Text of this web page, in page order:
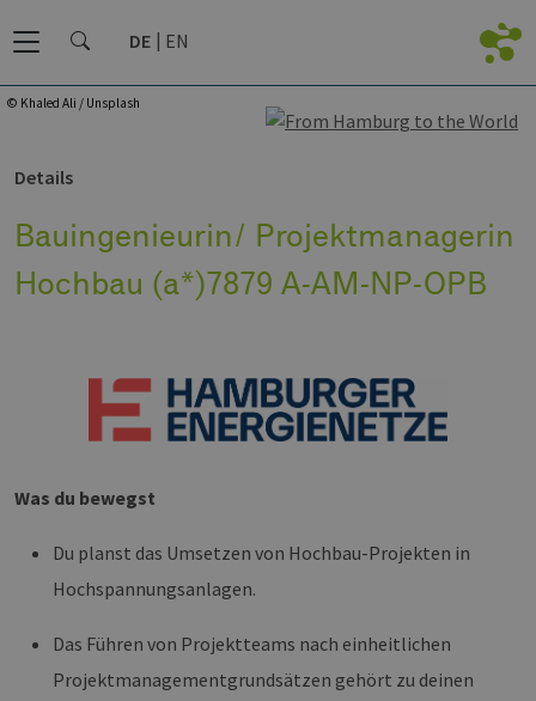
DE EN
© Khaled Ali / Unsplash
Details
Bauingenieurin/ Projektmanagerin
Hochbau (a*)7879 A-AM-NP-OPB
Was du bewegst
Du planst das Umsetzen von Hochbau-Projekten in
Hochspannungsanlagen.
Das Führen von Projektteams nach einheitlichen
Projektmanagementgrundsätzen gehört zu deinen